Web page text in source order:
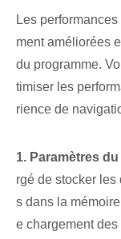
Les
ment améliorées
du programme.
timiser les
rience de
1. Paramètres
rgé de stocker
s dans la
e chargement